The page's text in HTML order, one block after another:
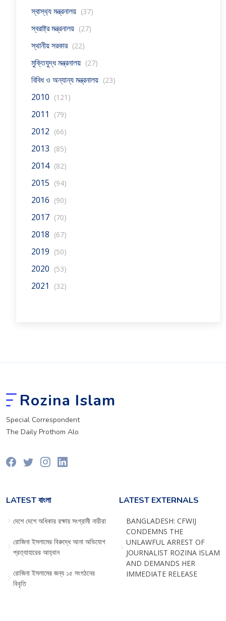
স্বাস্থ‍্য মন্ত্রনালয় (37)
স্বরাষ্ট্র মন্ত্রনালয় (27)
স্থানীয় সরকার (22)
মুক্তিযুদ্ধ মন্ত্রনালয় (27)
বিবিধ ও অন্যান্য মন্ত্রনালয় (23)
2010 (121)
2011 (79)
2012 (66)
2013 (85)
2014 (82)
2015 (94)
2016 (90)
2017 (70)
2018 (67)
2019 (50)
2020 (53)
2021 (32)
Rozina Islam
Special Correspondent
The Daily Prothom Alo
LATEST বাংলা
দেশে দেশে অধিকার রক্ষায় সংগ্রামী নারীরা
রোজিনা ইসলামের বিরুদ্ধে আনা অভিযোগ
প্রত্যাহারের আহ্বান
রোজিনা ইসলামের জন্য ১৫ সংগঠনের
বিবৃতি
LATEST EXTERNALS
BANGLADESH: CFWIJ
CONDEMNS THE
UNLAWFUL ARREST OF
JOURNALIST ROZINA ISLAM
AND DEMANDS HER
IMMEDIATE RELEASE